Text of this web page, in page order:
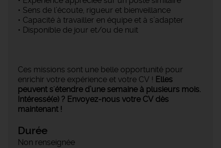
• Sens de l’écoute, rigueur et bienveillance
• Capacité à travailler en équipe et à s’adapter
• Disponible de jour et/ou de nuit
Ces missions sont une belle opportunité pour
enrichir votre expérience et votre CV ! Elles
peuvent s'étendre d’une semaine à plusieurs mois.
Intéressé(e) ? Envoyez-nous votre CV dès
maintenant !
Durée
Non renseignée